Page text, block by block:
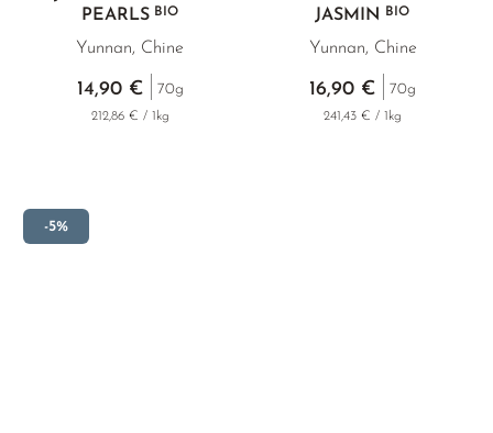
PEARLS BIO
Yunnan, Chine
14,90 € 70g
212,86 € / 1kg
JASMINBIO
Yunnan, Chine
16,90 € 70g
241,43 € / 1kg
-5%